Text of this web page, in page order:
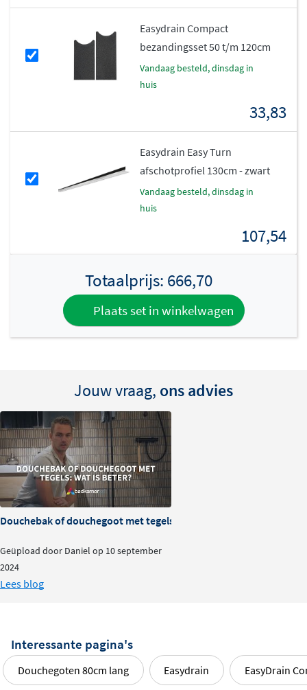
Easydrain Compact
bezandingsset 50 t/m 120cm
vandaag besteld, dinsdag in
huis
33,83
Easydrain Easy Turn
afschotprofiel 130cm - zwart
vandaag besteld, dinsdag in
huis
107,54
Totaalprijs: 666,70
Plaats set in winkelwagen
Jouw vraag, ons advies
Douchebak of douchegoot met tegels: wat is beter?
Geüpload door Daniel op 10 september
2024
Lees blog
Interessante pagina's
Douchegoten 80cm lang Easydrain EasyDrain